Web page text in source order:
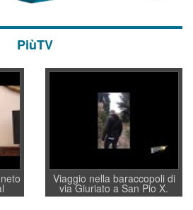
PiùTV
Viaggio nella baraccopoli di
via Giuriato a San Pio X.
Vicenza ai Vicentini: “faremo